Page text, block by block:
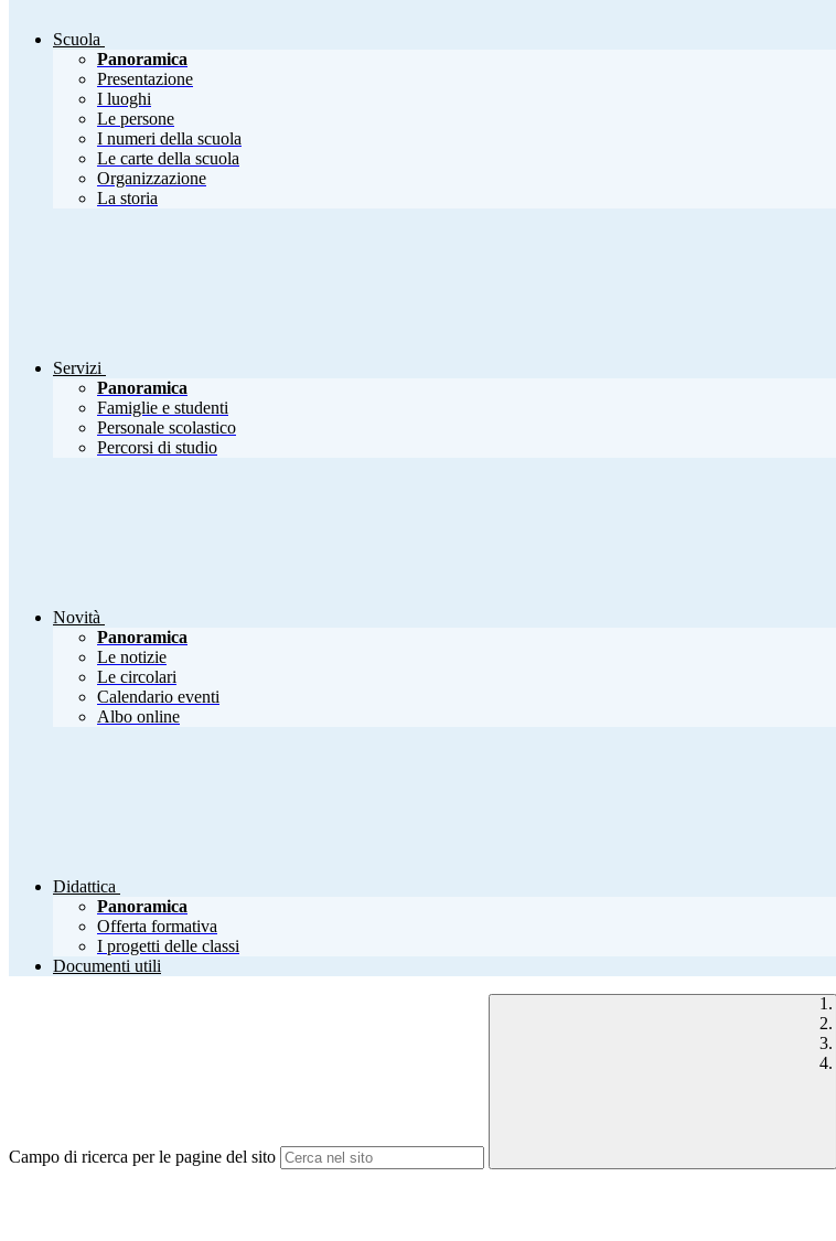
Scuola
Panoramica
Presentazione
I luoghi
Le persone
I numeri della scuola
Le carte della scuola
Organizzazione
La storia
Servizi
Panoramica
Famiglie e studenti
Personale scolastico
Percorsi di studio
Novità
Panoramica
Le notizie
Le circolari
Calendario eventi
Albo online
Didattica
Panoramica
Offerta formativa
I progetti delle classi
Documenti utili
Campo di ricerca per le pagine del sito